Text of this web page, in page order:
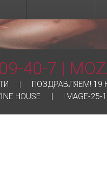
40-7 |
ПОЗДРАВЛЯЕМ! 19
HOUSE
IMAGE-25-